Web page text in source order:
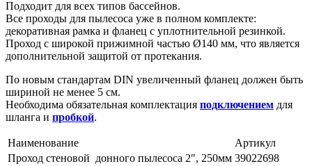
Подходит для всех типов бассейнов.
Все проходы для пылесоса уже в полном комплекте:
декоративная рамка и фланец с уплотнительной резинкой.
Проход с широкой прижимной частью Ø140 мм, что является
дополнительной защитой от протекания.
По новым стандартам DIN увеличенный фланец должен быть
шириной не менее 5 см.
Необходима обязательная комплектация подключением для
шланга и пробкой.
Наименование
Артикул
Проход стеновой донного пылесоса 2″, 250мм 39022698